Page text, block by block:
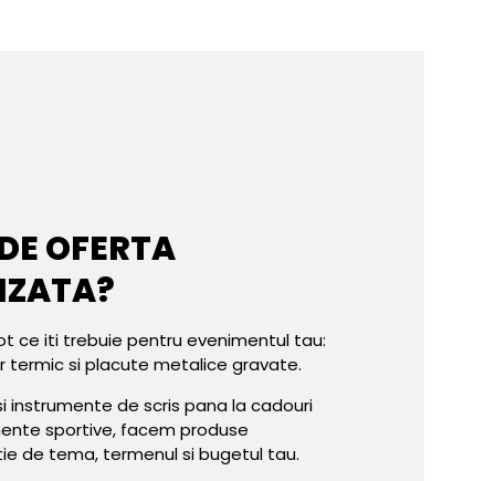
OFERTA
ce iti trebuie pentru evenimentul tau:
termic si placute metalice gravate.
instrumente de scris pana la cadouri
sportive, facem produse
de tema, termenul si bugetul tau.